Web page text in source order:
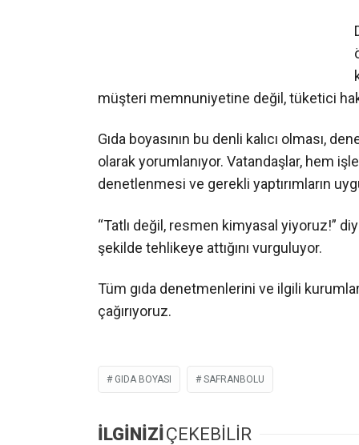
müşteri memnuniyetine değil, tüketici
Gıda boyasının bu denli kalıcı olması,
olarak yorumlanıyor. Vatandaşlar, hem
denetlenmesi ve gerekli yaptırımların
“Tatlı değil, resmen kimyasal yiyoruz!”
şekilde tehlikeye attığını vurguluyor.
Tüm gıda denetmenlerini ve ilgili
çağırıyoruz.
GIDA BOYASI SAFRANBOLU
İLGİNİZİÇEKEBİLİR